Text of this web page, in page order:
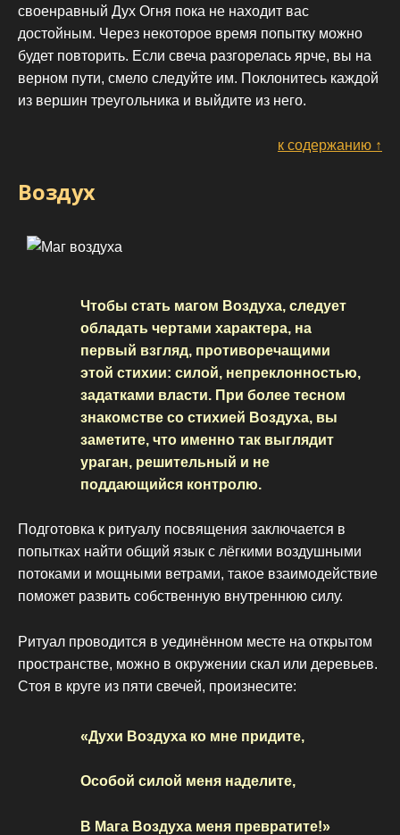
своенравный Дух Огня пока не находит вас
достойным. Через некоторое время попытку можно
будет повторить. Если свеча разгорелась ярче, вы на
верном пути, смело следуйте им. Поклонитесь каждой
из вершин треугольника и выйдите из него.
к содержанию ↑
Воздух
Чтобы стать магом Воздуха, следует
обладать чертами характера, на
первый взгляд, противоречащими
этой стихии: силой, непреклонностью,
задатками власти. При более тесном
знакомстве со стихией Воздуха, вы
заметите, что именно так выглядит
ураган, решительный и не
поддающийся контролю.
Подготовка к ритуалу посвящения заключается в
попытках найти общий язык с лёгкими воздушными
потоками и мощными ветрами, такое взаимодействие
поможет развить собственную внутреннюю силу.
Ритуал проводится в уединённом месте на открытом
пространстве, можно в окружении скал или деревьев.
Стоя в круге из пяти свечей, произнесите:
«Духи Воздуха ко мне придите,
Особой силой меня наделите,
В Мага Воздуха меня превратите!»